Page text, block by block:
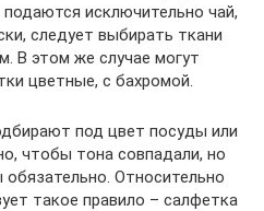
исключительно чай,
следует выбирать ткани
В этом же случае могут
цветные, с бахромой.
под цвет посуды или
чтобы тона совпадали, но
Относительно
такое правило – салфетка